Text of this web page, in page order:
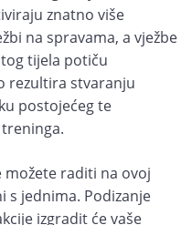
znatno više
na spravama, a vježbe
tijela potiču
rezultira stvaranju
postojećeg te
možete raditi na ovoj
s jednima. Podizanje
izgradit će vaše